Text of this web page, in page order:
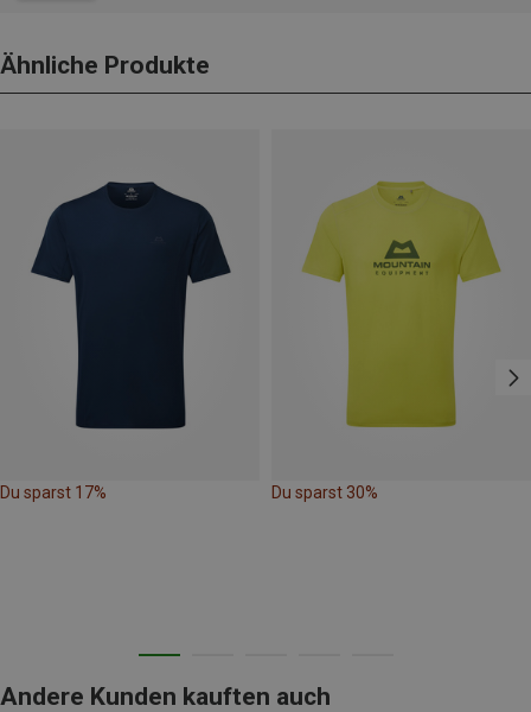
Ähnliche Produkte
Du sparst 17% Du sparst 30%
Andere Kunden kauften auch